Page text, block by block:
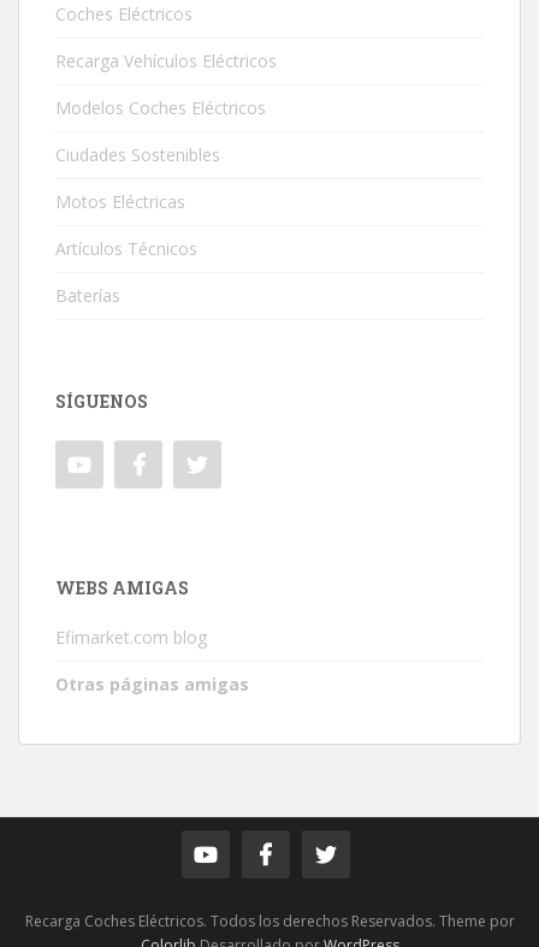
Coches Eléctricos
Recarga Vehículos Eléctricos
Modelos Coches Eléctricos
Ciudades Sostenibles
Motos Eléctricas
Artículos Técnicos
Baterías
SÍGUENOS
WEBS AMIGAS
Efimarket.com blog
Otras páginas amigas
Recarga Coches Eléctricos. Todos los derechos Reservados. Theme por